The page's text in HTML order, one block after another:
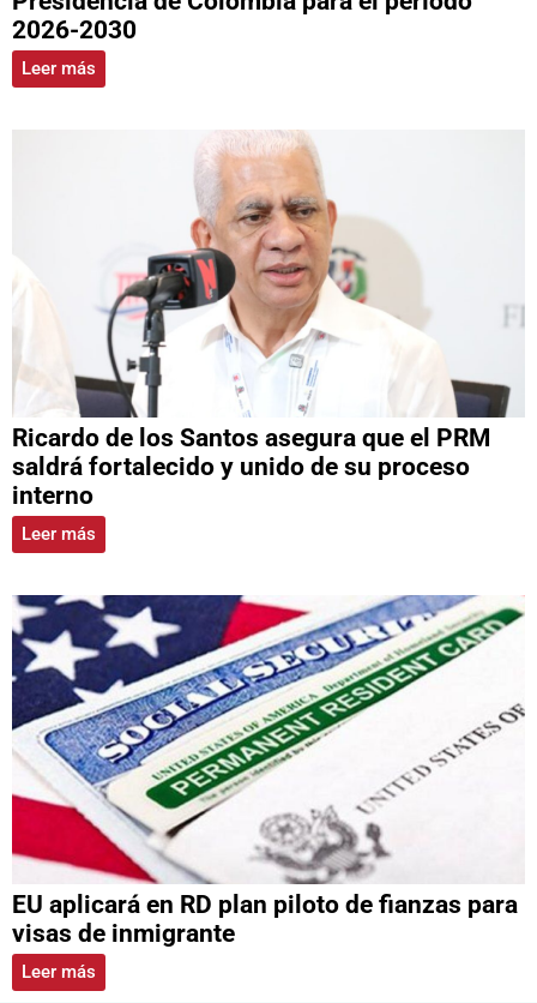
2026-2030
Leer más
Ricardo de los Santos asegura que el PRM
saldrá fortalecido y unido de su proceso
interno
Leer más
EU aplicará en RD plan piloto de fianzas para
visas de inmigrante
Leer más